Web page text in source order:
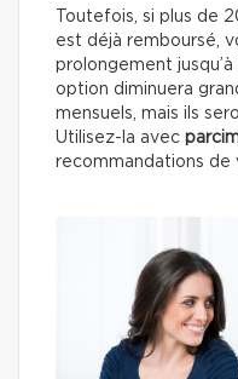
Toutefois, si plus de
est déjà remboursé,
prolongement
option diminuera
mensuels, mais ils
Utilisez-la avec
recommandations de